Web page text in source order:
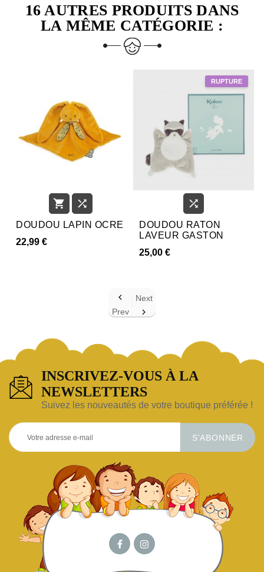
16 AUTRES PRODUITS DANS
LA MÊME CATÉGORIE :
 
DOUDOU LAPIN OCRE
22,99 €

DOUDOU RATON
LAVEUR GASTON
25,00 €

Prev
Next

INSCRIVEZ-VOUS À LA
NEWSLETTERS
Suivez les nouveautés de votre boutique préférée !
S’ABONNER